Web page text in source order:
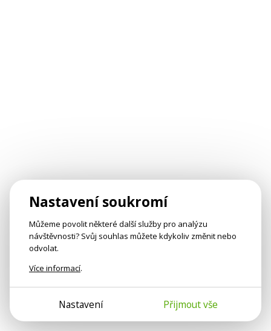
Nastavení soukromí
Můžeme povolit některé další služby pro analýzu
návštěvnosti? Svůj souhlas můžete kdykoliv změnit nebo
odvolat.
Více informací.
Nastavení Přijmout vše